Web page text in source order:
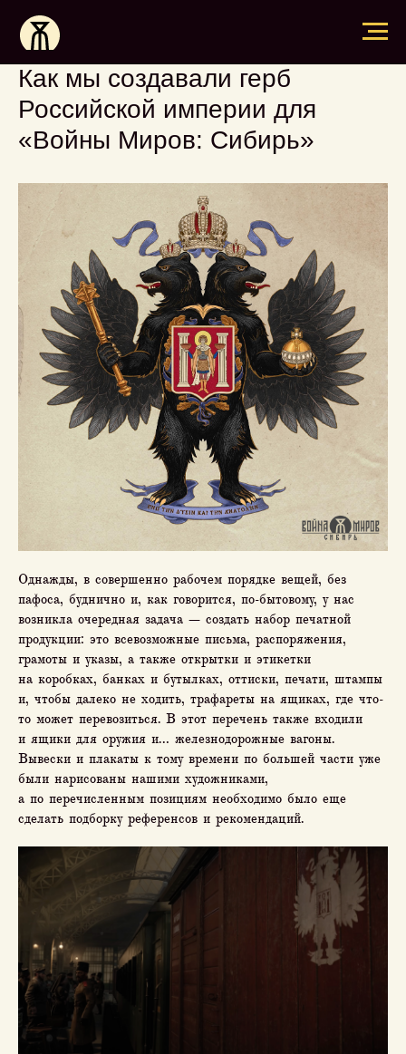
Как мы создавали герб
Российской империи для
«Войны Миров: Сибирь»
Однажды, в совершенно рабочем порядке вещей, без
пафоса, буднично и, как говорится, по-бытовому, у нас
возникла очередная задача — создать набор печатной
продукции: это всевозможные письма, распоряжения,
грамоты и указы, а также открытки и этикетки
на коробках, банках и бутылках, оттиски, печати, штампы
и, чтобы далеко не ходить, трафареты на ящиках, где что-
то может перевозиться. В этот перечень также входили
и ящики для оружия и… железнодорожные вагоны.
Вывески и плакаты к тому времени по большей части уже
были нарисованы нашими художниками,
а по перечисленным позициям необходимо было еще
сделать подборку референсов и рекомендаций.